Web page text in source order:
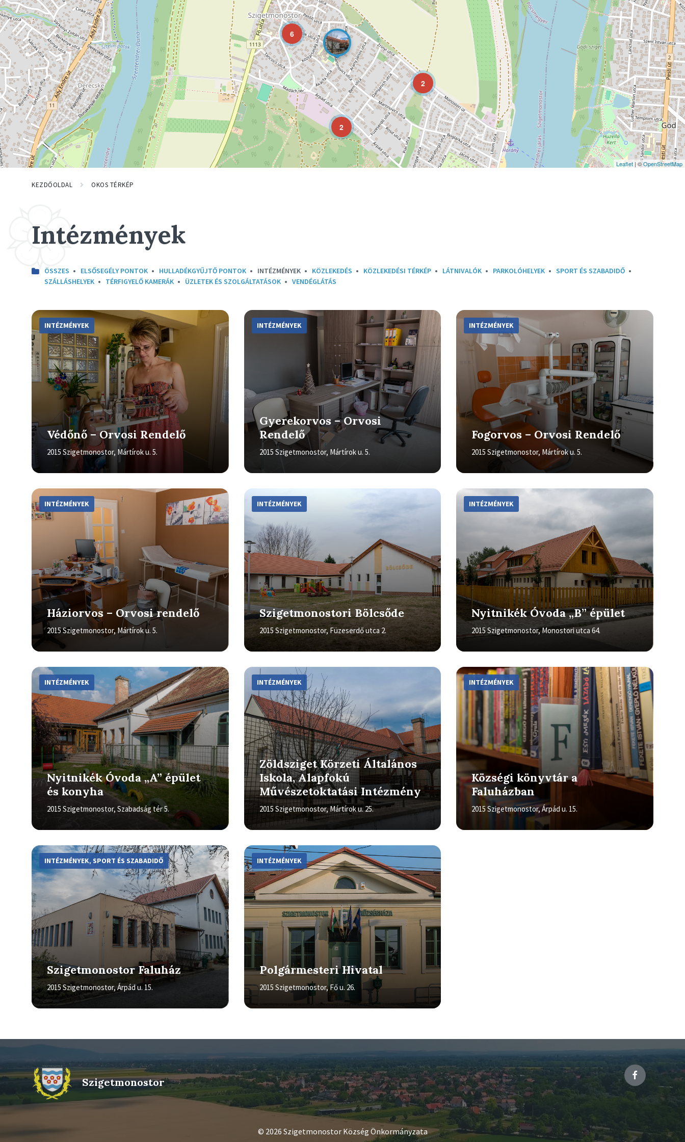
2
2
6
Leaflet | ©OpenStreetMap
KEZDŐOLDAL OKOS TÉRKÉP
Intézmények
ÖSSZES ELSŐSEGÉLY PONTOK HULLADÉKGYŰJTŐ PONTOK INTÉZMÉNYEK KÖZLEKEDÉS KÖZLEKEDÉSI TÉRKÉP LÁTNIVALÓK PARKOLÓHELYEK
SPORT ÉS SZABADIDŐ
SZÁLLÁSHELYEK
TÉRFIGYELŐ KAMERÁK ÜZLETEK ÉS SZOLGÁLTATÁSOK VENDÉGLÁTÁS
Védőnő – Orvosi Rendelő
2015 Szigetmonostor, Mártírok u. 5.
INTÉZMÉNYEK
More
Info
Gyerekorvos – Orvosi
Rendelő
2015 Szigetmonostor, Mártírok u. 5.
INTÉZMÉNYEK
More
Info
Fogorvos – Orvosi Rendelő
2015 Szigetmonostor, Mártírok u. 5.
INTÉZMÉNYEK
More
Info
Háziorvos – Orvosi rendelő
2015 Szigetmonostor, Mártírok u. 5.
INTÉZMÉNYEK
More
Info
Szigetmonostori Bölcsőde
2015 Szigetmonostor, Füzeserdő utca 2.
INTÉZMÉNYEK
More
Info
Nyitnikék Óvoda „B” épület
2015 Szigetmonostor, Monostori utca 64.
INTÉZMÉNYEK
More
Info
Nyitnikék Óvoda „A” épület
és konyha
2015 Szigetmonostor, Szabadság tér 5.
INTÉZMÉNYEK
More
Info
Zöldsziget Körzeti Általános
Iskola, Alapfokú
Művészetoktatási Intézmény
2015 Szigetmonostor, Mártírok u. 25.
INTÉZMÉNYEK
More
Info
Községi könyvtár a
Faluházban
2015 Szigetmonostor, Árpád u. 15.
INTÉZMÉNYEK
More
Info
Szigetmonostor Faluház
2015 Szigetmonostor, Árpád u. 15.
INTÉZMÉNYEK, SPORT ÉS SZABADIDŐ
More
Info
Polgármesteri Hivatal
2015 Szigetmonostor, Fő u. 26.
INTÉZMÉNYEK
More
Info
Szigetmonostor
Facebook
© 2026 Szigetmonostor Község Önkormányzata